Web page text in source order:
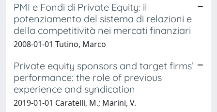
PMI e Fondi di Private Equity: il
potenziamento del sistema di relazioni e
della competitività nei mercati finanziari
2008-01-01 Tutino, Marco
Private equity sponsors and target firms’
performance: the role of previous
experience and syndication
2019-01-01 Caratelli, M.; Marini, V.